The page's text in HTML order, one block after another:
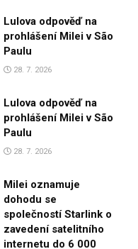
Lulova odpověď na
prohlášení Milei v São
Paulu
28. 7. 2026
Lulova odpověď na
prohlášení Milei v São
Paulu
28. 7. 2026
Milei oznamuje
dohodu se
společností Starlink o
zavedení satelitního
internetu do 6 000